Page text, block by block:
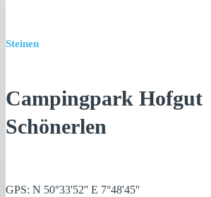
Steinen
Campingpark Hofgut
Schönerlen
GPS: N 50°33'52'' E 7°48'45''